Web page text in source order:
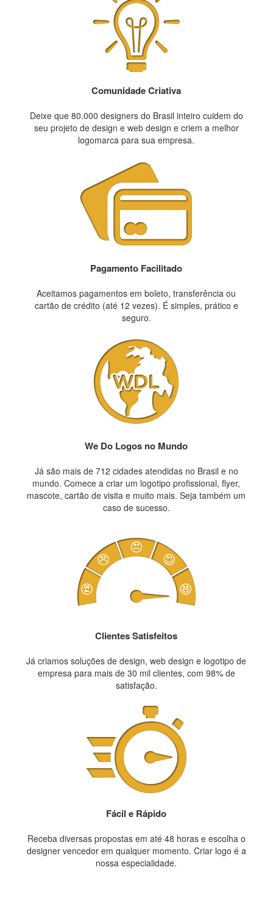
Comunidade Criativa
Deixe que 80.000 designers do Brasil inteiro cuidem do
seu projeto de design e web design e criem a melhor
logomarca para sua empresa.
Pagamento Facilitado
Aceitamos pagamentos em boleto, transferência ou
cartão de crédito (até 12 vezes). É simples, prático e
seguro.
We Do Logos no Mundo
Já são mais de 712 cidades atendidas no Brasil e no
mundo. Comece a criar um logotipo profissional, flyer,
mascote, cartão de visita e muito mais. Seja também um
caso de sucesso.
Clientes Satisfeitos
Já criamos soluções de design, web design e logotipo de
empresa para mais de 30 mil clientes, com 98% de
satisfação.
Fácil e Rápido
Receba diversas propostas em até 48 horas e escolha o
designer vencedor em qualquer momento. Criar logo é a
nossa especialidade.